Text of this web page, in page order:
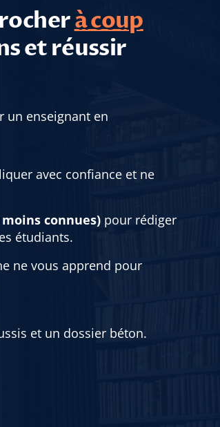
à coup
et réussir
un enseignant en
avec confiance et ne
connues) pour rédiger
étudiants.
ne vous apprend pour
et un dossier béton.